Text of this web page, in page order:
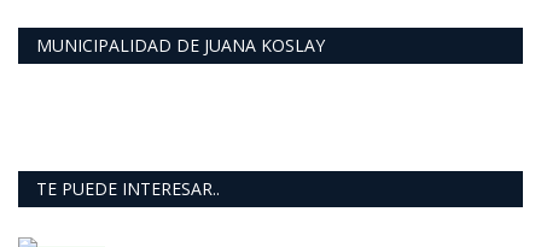
MUNICIPALIDAD DE JUANA KOSLAY
TE PUEDE INTERESAR..